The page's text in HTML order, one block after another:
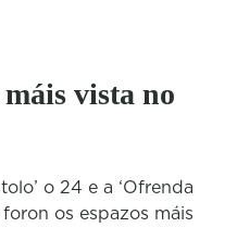
vista no
o 24 e a ‘Ofrenda
os espazos máis